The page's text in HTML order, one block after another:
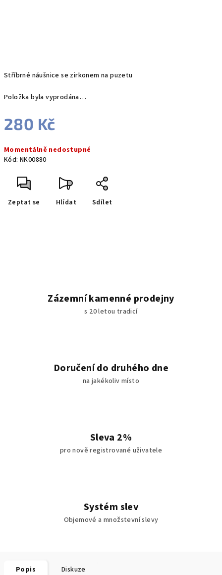
Stříbrné náušnice se zirkonem na puzetu
Položka byla vyprodána…
280 Kč
cena:
Momentálně nedostupné
Kód: NK00880
Zeptat se Hlídat Sdílet
Zázemní kamenné prodejny
s 20 letou tradicí
Doručení do druhého dne
na jakékoliv místo
Sleva 2%
pro nově registrované uživatele
Systém slev
Objemové a množstevní slevy
Popis Diskuze